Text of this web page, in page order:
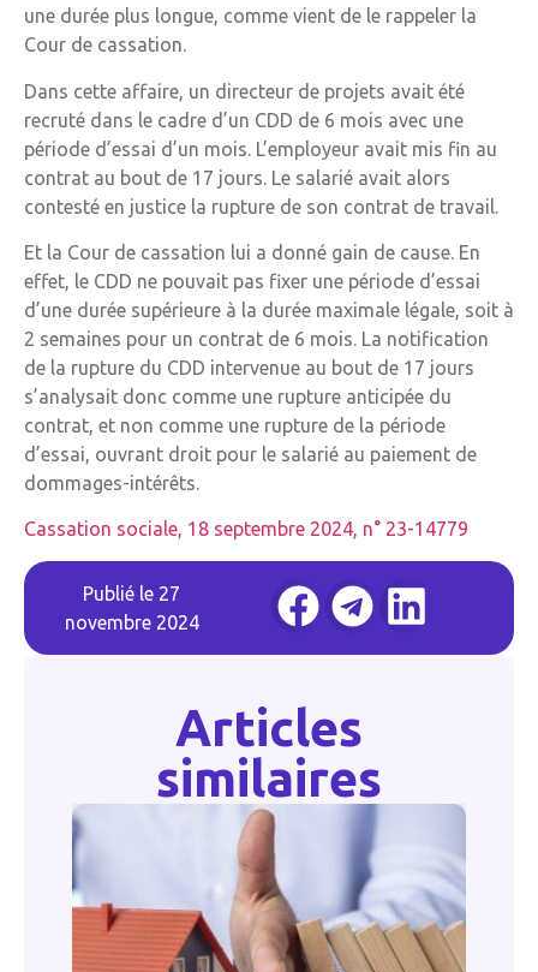
une durée plus longue, comme vient de le rappeler la
Cour de cassation.
Dans cette affaire, un directeur de projets avait été
recruté dans le cadre d’un CDD de 6 mois avec une
période d’essai d’un mois. L’employeur avait mis fin au
contrat au bout de 17 jours. Le salarié avait alors
contesté en justice la rupture de son contrat de travail.
Et la Cour de cassation lui a donné gain de cause. En
effet, le CDD ne pouvait pas fixer une période d’essai
d’une durée supérieure à la durée maximale légale, soit à
2 semaines pour un contrat de 6 mois. La notification
de la rupture du CDD intervenue au bout de 17 jours
s’analysait donc comme une rupture anticipée du
contrat, et non comme une rupture de la période
d’essai, ouvrant droit pour le salarié au paiement de
dommages-intérêts.
Cassation sociale, 18 septembre 2024, n° 23-14779
Publié le 27
novembre 2024
Articles
similaires